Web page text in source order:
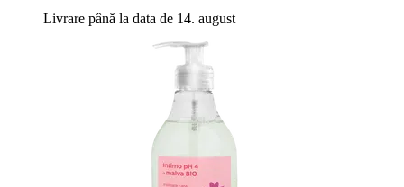
Livrare până la data de 14. august